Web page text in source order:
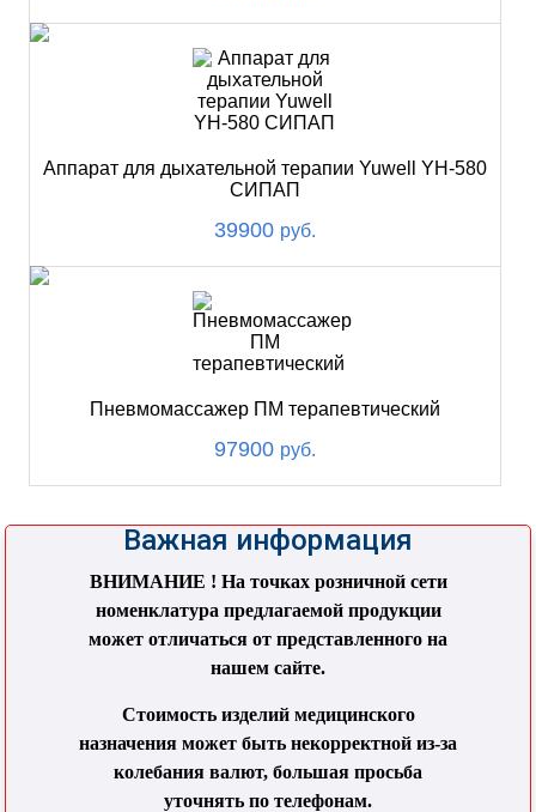
Аппарат для дыхательной терапии Yuwell YH-580
СИПАП
39900 руб.
Пневмомассажер ПМ терапевтический
97900 руб.
Важная информация
ВНИМАНИЕ ! На точках розничной сети
номенклатура предлагаемой продукции
может отличаться от представленного на
нашем сайте.
Стоимость изделий медицинского
назначения может быть некорректной из-за
колебания валют, большая просьба
уточнять по телефонам.